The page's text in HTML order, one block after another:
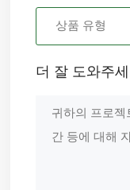
소. 산업이 고성능
현무암 섬유 복합
습니다.
트너인 이유
섬유 복합 솔루션
재와 복합재 설계
원스톱 솔루션을
전거 프레임, 헬멧,
더 잘 도와주